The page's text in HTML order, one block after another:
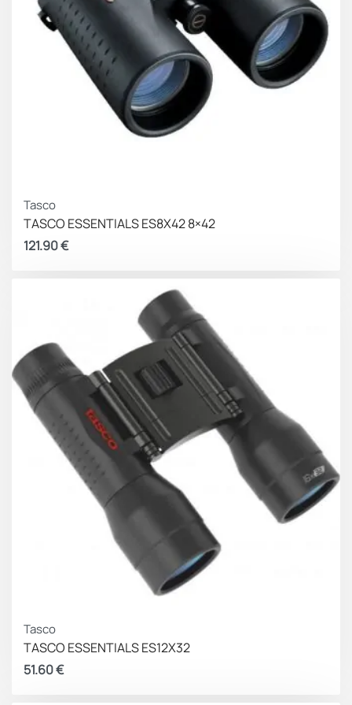
Αξεσουάρ στη συσκευασία
Tasco
TASCO ESSENTIALS ES8X42 8×42
121.90€
Tasco
TASCO ESSENTIALS ES12X32
51.60€